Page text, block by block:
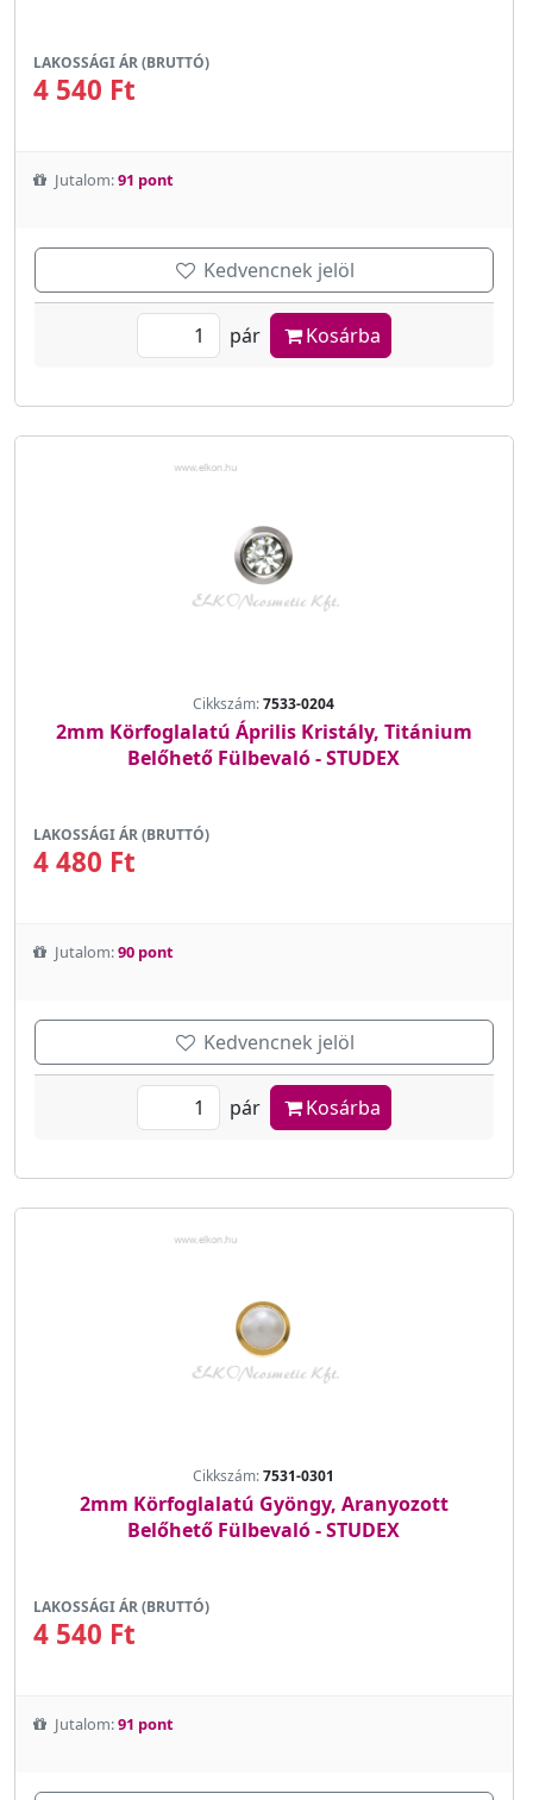
LAKOSSÁGI ÁR (BRUTTÓ)
4 540 Ft
Jutalom:91 pont
Kedvencnek jelöl
pár Kosárba
Cikkszám:7533-0204
2mm Körfoglalatú Április Kristály, Titánium
Belőhető Fülbevaló - STUDEX
LAKOSSÁGI ÁR (BRUTTÓ)
4 480 Ft
Jutalom:90 pont
Kedvencnek jelöl
pár Kosárba
Cikkszám:7531-0301
2mm Körfoglalatú Gyöngy, Aranyozott
Belőhető Fülbevaló - STUDEX
LAKOSSÁGI ÁR (BRUTTÓ)
4 540 Ft
Jutalom:91 pont